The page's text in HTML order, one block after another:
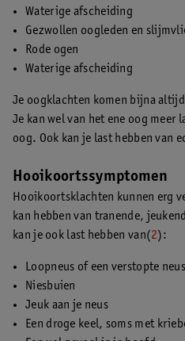
Waterige afscheiding
Gezwollen oogleden en
Rode ogen
Waterige afscheiding
Je oogklachten komen bijna
Je kan wel van het ene oog meer
oog. Ook kan je last hebben van
Hooikoortssymptomen
Hooikoortsklachten kunnen erg
kan hebben van tranende,
kan je ook last hebben van(2):
Loopneus of een verstopte neus
Niesbuien
Jeuk aan je neus
Een droge keel, soms met